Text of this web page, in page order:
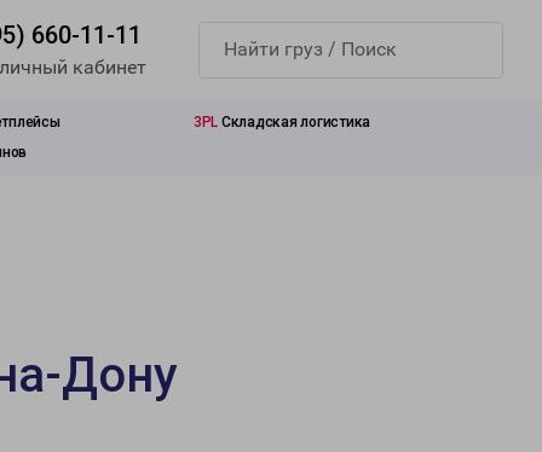
660-11-11
кабинет
3PL Складская логистика
Дону